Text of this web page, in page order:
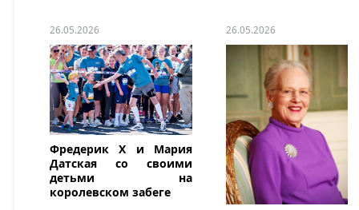
26.05.2026
Фредерик X и Мария
Датская со своими
детьми на
королевском забеге
26.05.2026